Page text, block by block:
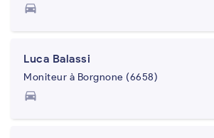
directions_car
Luca Balassi
Moniteur à Borgnone (6658)
directions_car